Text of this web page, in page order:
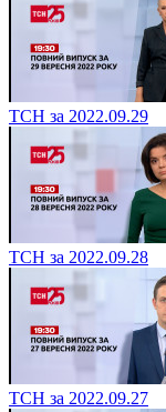
ТСН за 2022.09.29
ТСН за 2022.09.28
ТСН за 2022.09.27